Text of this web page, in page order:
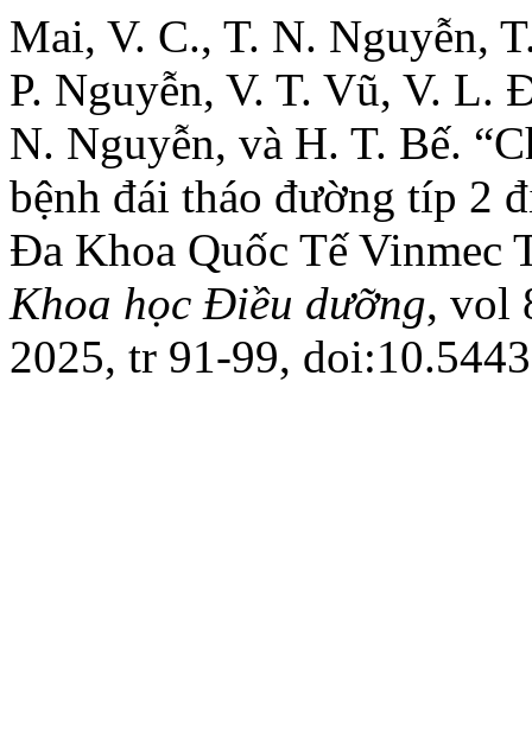
Mai, V. C., T. N. Nguyễn,
P. Nguyễn, V. T. Vũ, V. L.
N. Nguyễn, và H. T. Bế.
bệnh đái tháo đường típ 2
Đa Khoa Quốc Tế Vinmec
Khoa học Điều dưỡng, vol
2025, tr 91-99,